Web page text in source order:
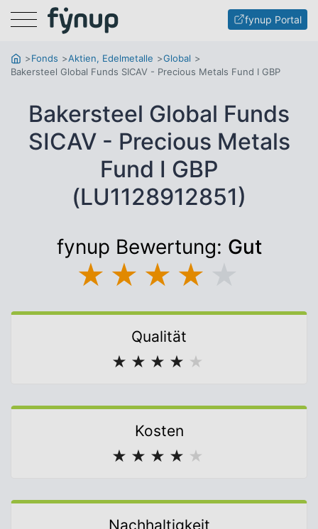
Menu fynup Portal
Fonds Aktien, Edelmetalle
Global
Bakersteel Global Funds SICAV - Precious Metals Fund I GBP
Bakersteel Global Funds
SICAV - Precious Metals
Fund I GBP
(LU1128912851)
fynup Bewertung: Gut
★ ★ ★ ★
Qualität
★ ★ ★ ★ ★
Kosten
★ ★ ★ ★ ★
Nachhaltigkeit